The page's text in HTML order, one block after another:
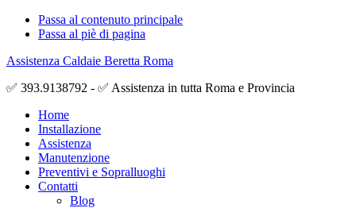
Passa al contenuto principale
Passa al piè di pagina
Assistenza Caldaie Beretta Roma
✅ 393.9138792 - ✅ Assistenza in tutta Roma e Provincia
Home
Installazione
Assistenza
Manutenzione
Preventivi e Sopralluoghi
Contatti
Blog